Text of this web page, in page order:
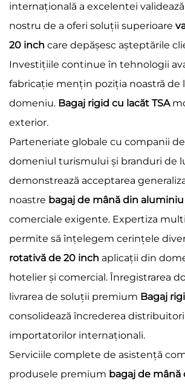
internațională a excelentei
nostru de a oferi soluții superioare
20 inch care depășesc așteptările
Investițiile continue în tehnologii
fabricație mențin poziția noastră de
domeniu. Bagaj rigid cu lacăt TSA
exterior.
Parteneriate globale cu companii
domeniul turismului și branduri de
demonstrează acceptarea
noastre bagaj de mână din aluminiu
comerciale exigente. Expertiza
permite să înțelegem cerințele
rotativă de 20 inch aplicații din
hotelier și comercial. Înregistrarea
livrarea de soluții premium Bagaj
consolidează încrederea
importatorilor internaționali.
Serviciile complete de asistență
produsele premium bagaj de